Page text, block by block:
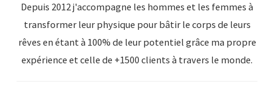
Depuis 2012 j'accompagne les hommes et les femmes à
transformer leur physique pour bâtir le corps de leurs
rêves en étant à 100% de leur potentiel grâce ma propre
expérience et celle de +1500 clients à travers le monde.